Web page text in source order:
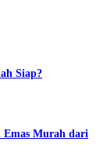
Siap?
Emas Murah dari